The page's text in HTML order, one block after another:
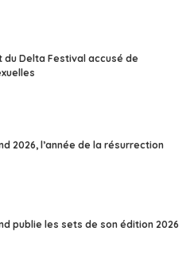
du Delta Festival accusé de
2026, l’année de la résurrection
publie les sets de son édition 2026